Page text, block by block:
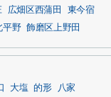
広畑区西蒲田
東今宿
平野 飾磨区上野田
大塩 的形
八家